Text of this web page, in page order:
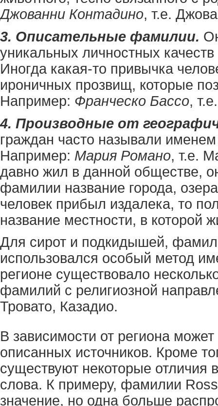
Джованни Контадино, т.е.
3. Описательные фамилии.
уникальных личностных
Иногда какая-то привычка
ироничных прозвищ, которые
Например: Франческо Бассо,
4. Производные от
граждан часто называли
Например: Мария Романо, т.е.
давно жил в данной обществе,
фамилии название города,
человек прибыл издалека, то
название местности, в которой
Для сирот и подкидышей,
использовался особый метод
регионе существовало
фамилий с религиозной
Тровато, Казадио.
В зависимости от региона
описанных источников. Кроме
существуют некоторые отличия
слова. К примеру, фамилии
значение, но одна больше